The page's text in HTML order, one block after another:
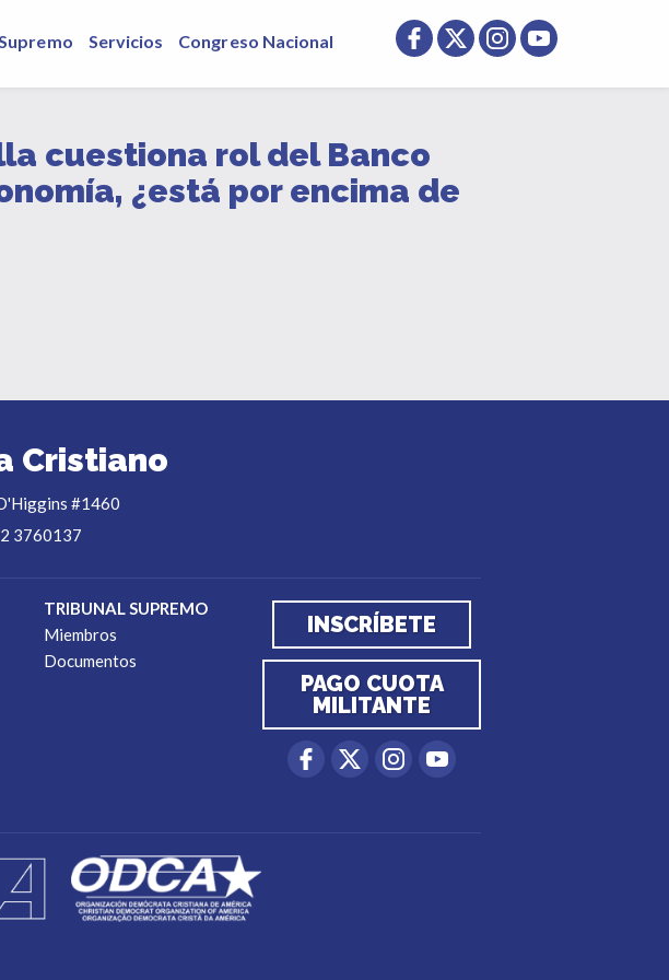
Servicios Congreso Nacional
cuestiona rol del Banco
¿está por encima de
Cristiano
#1460
3760137
TRIBUNAL SUPREMO
Miembros
Documentos
INSCRÍBETE
PAGO CUOTA
MILITANTE